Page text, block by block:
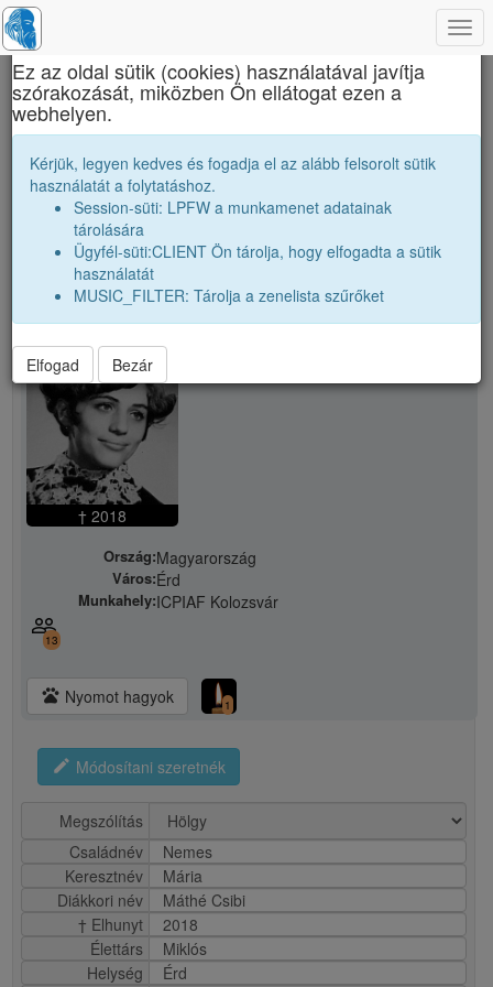
Brassai Sámuel Líceum
Nemes Mária
whatshot
Nemes Mária (Máthé Csibi)
† 2018
Ország:Magyarország
Város:Érd
Munkahely:ICPIAF Kolozsvár
people_outline
13
pets Nyomot hagyok 1
edit Módosítani szeretnék
Megszólítás
Családnév
Nemes
Keresztnév
Mária
Diákkori név
Máthé Csibi
† Elhunyt
2018
Élettárs
Miklós
Helység
Érd
×
Ez az oldal sütik (cookies) használatával javítja
szórakozását, miközben Ön ellátogat ezen a
webhelyen.
Kérjük, legyen kedves és fogadja el az alább felsorolt sütik
használatát a folytatáshoz.
Session-süti: LPFW a munkamenet adatainak
tárolására
Ügyfél-süti:CLIENT Ön tárolja, hogy elfogadta a sütik
használatát
MUSIC_FILTER: Tárolja a zenelista szűrőket
Elfogad Bezár